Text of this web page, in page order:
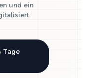
und ein
Tage